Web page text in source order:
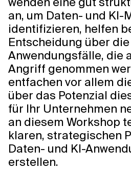
an, um Daten- und KI-
identifizieren, helfen
Entscheidung über
Anwendungsfälle, die
Angriff genommen
entfachen vor allem
über das Potenzial
für Ihr Unternehmen
an diesem Workshop
klaren, strategischen
Daten- und KI-
erstellen.